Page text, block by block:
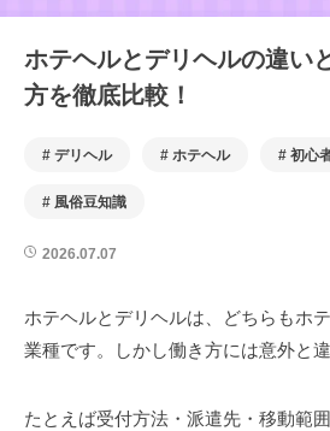
ホテヘルとデリヘルの違い
方を徹底比較！
デリヘル ホテヘル 初心
風俗豆知識
2026.07.07
ホテヘルとデリヘルは、どちらもホ
業種です。しかし働き方には意外と違
たとえば受付方法・派遣先・移動範